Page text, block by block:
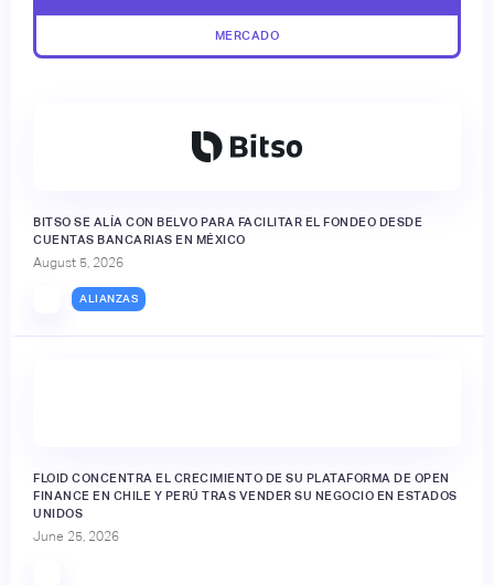
MERCADO
BITSO SE ALÍA CON BELVO PARA FACILITAR EL FONDEO DESDE
CUENTAS BANCARIAS EN MÉXICO
August 5, 2026
ALIANZAS
FLOID CONCENTRA EL CRECIMIENTO DE SU PLATAFORMA DE OPEN
FINANCE EN CHILE Y PERÚ TRAS VENDER SU NEGOCIO EN ESTADOS
UNIDOS
June 25, 2026